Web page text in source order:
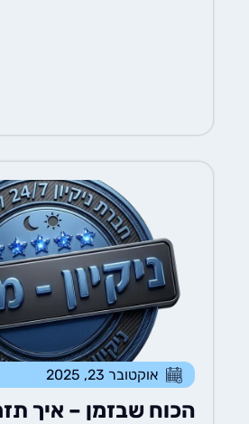
אוקטובר 23, 2025
הכוח שבזמן – איך תזמון